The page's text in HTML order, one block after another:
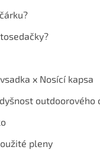
x Nosící kapsa
outdoorového
pleny